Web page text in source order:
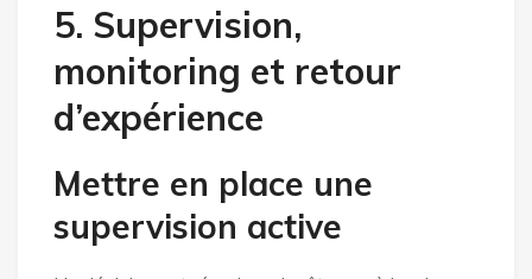
5. Supervision,
monitoring et retour
d’expérience
Mettre en place une
supervision active